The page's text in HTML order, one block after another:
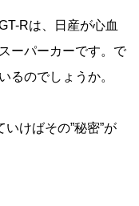
Rは、日産が心血
ーパーカーです。で
るのでしょうか。
けばその”秘密”が